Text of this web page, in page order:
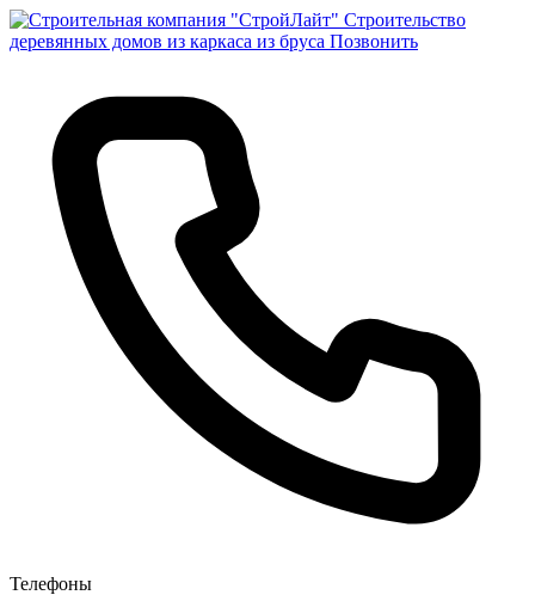
Строительство
деревянных домов из каркаса из бруса Позвонить
Телефоны